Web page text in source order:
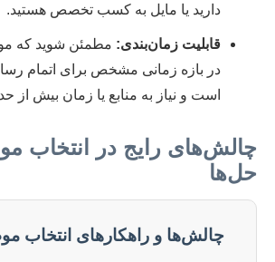
دارید یا مایل به کسب تخصص هستید.
قابلیت زمان‌بندی: مطمئن شوید که
در بازه زمانی مشخص برای اتمام
است و نیاز به منابع یا زمان بیش از
چالش‌های رایج در انتخاب
حل‌ها
چالش‌ها و راهکارهای انتخاب